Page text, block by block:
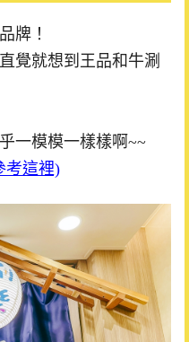
牌！
覺就想到王品和牛涮
一模模一樣樣啊~~
考這裡)